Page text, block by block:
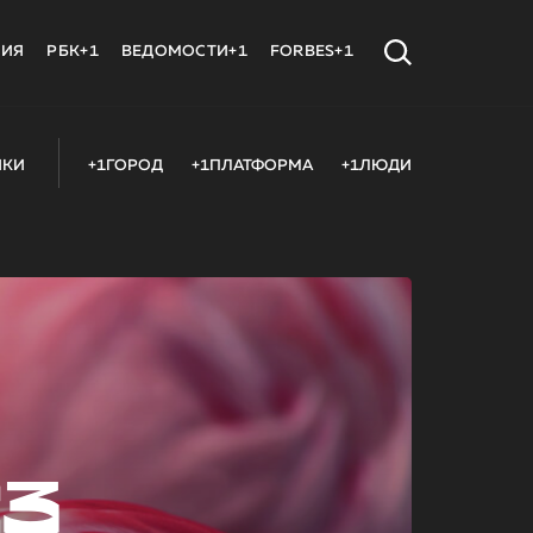
РБК+1 ВЕДОМОСТИ+1 FORBES+1
+1ГОРОД +1ПЛАТФОРМА +1ЛЮДИ